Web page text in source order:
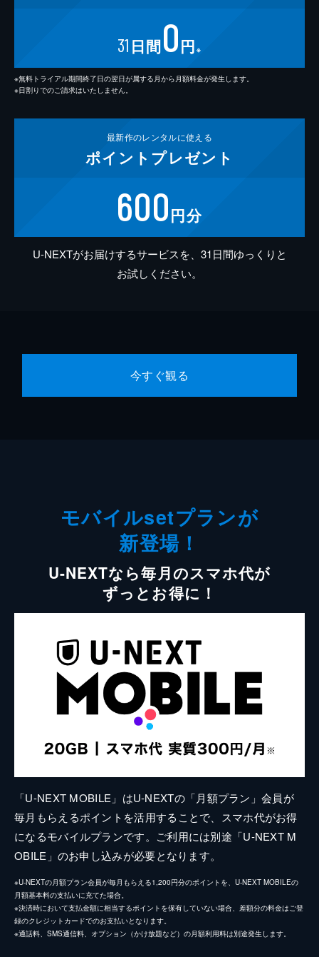
31 日間0円 ※
※無料トライアル期間終了日の翌日が属する月から月額料金が発生します。
※日割りでのご請求はいたしません。
最新作のレンタルに使える
ポイント プレゼント
600円分
U-NEXTがお届けするサービスを、31日間ゆっくりと
お試しください。
今すぐ観る
モバイルsetプランが
新登場！
U-NEXTなら毎月のスマホ代が
ずっとお得に！
「U-NEXT MOBILE」はU-NEXTの「月額プラン」会員が
毎月もらえるポイントを活用することで、スマホ代がお得
になるモバイルプランです。ご利用には別途「U-NEXT M
OBILE」のお申し込みが必要となります。
※U-NEXTの月額プラン会員が毎月もらえる1,200円分のポイントを、U-NEXT MOBILEの
月額基本料の支払いに充てた場合。
※決済時において支払金額に相当するポイントを保有していない場合、差額分の料金はご登
録のクレジットカードでのお支払いとなります。
※通話料、SMS通信料、オプション（かけ放題など）の月額利用料は別途発生します。